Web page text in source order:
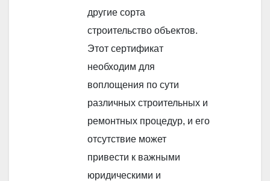
другие сорта
строительство объектов.
Этот сертификат
необходим для
воплощения по сути
различных строительных и
ремонтных процедур, и его
отсутствие может
привести к важными
юридическими и